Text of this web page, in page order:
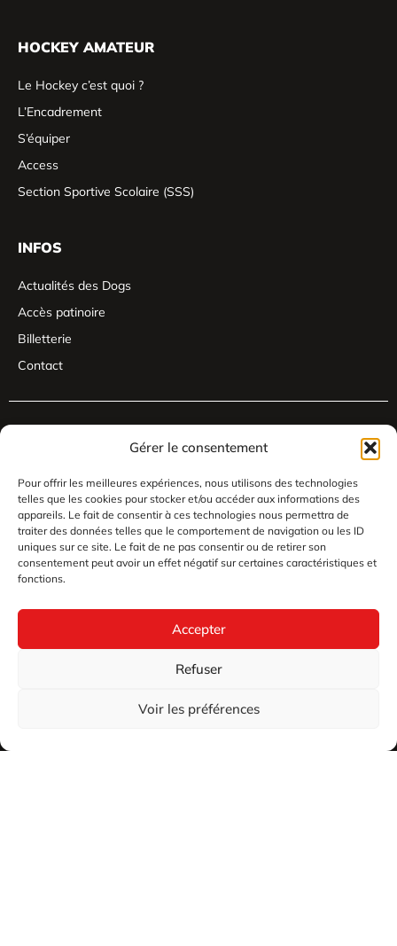
Gérer le consentement
Pour offrir les meilleures expériences, nous utilisons des technologies
telles que les cookies pour stocker et/ou accéder aux informations des
appareils. Le fait de consentir à ces technologies nous permettra de
traiter des données telles que le comportement de navigation ou les ID
uniques sur ce site. Le fait de ne pas consentir ou de retirer son
consentement peut avoir un effet négatif sur certaines caractéristiques et
fonctions.
Accepter
Refuser
Voir les préférences
HOCKEY AMATEUR
Le Hockey c’est quoi ?
L’Encadrement
S’équiper
Access
Section Sportive Scolaire (SSS)
INFOS
Actualités des Dogs
Accès patinoire
Billetterie
Contact